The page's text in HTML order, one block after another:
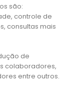
são:
controle de
consultas mais
de
colaboradores,
entre outros.